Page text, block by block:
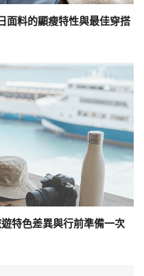
面料的顯瘦特性與最佳穿搭
特色差異與行前準備一次